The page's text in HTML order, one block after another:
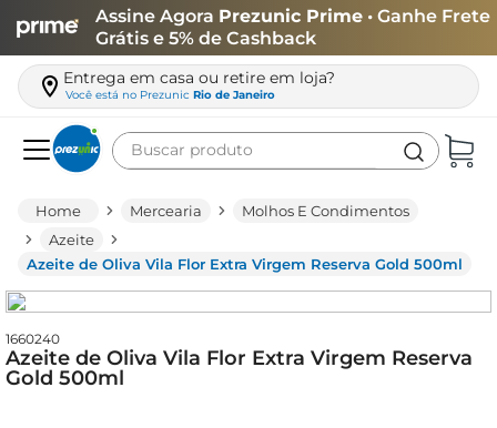
Assine Agora Prezunic Prime • Ganhe Frete
Grátis e 5% de Cashback
Entrega em casa ou retire em loja?
Você está no Prezunic Rio de Janeiro
Buscar produto
Mercearia
Molhos E Condimentos
Azeite
Azeite de Oliva Vila Flor Extra Virgem Reserva Gold 500ml
1660240
Azeite de Oliva Vila Flor Extra Virgem Reserva
Gold 500ml
leite
queijo
arroz